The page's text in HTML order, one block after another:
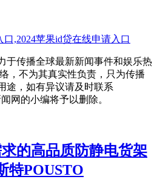
,2024苹果id贷在线申请入口
于传播全球最新新闻事件和娱乐热
，不为其真实性负责，只为传播
途，如有异议请及时联系
网的小编将予以删除。
的高品质防静电货架
特POUSTO